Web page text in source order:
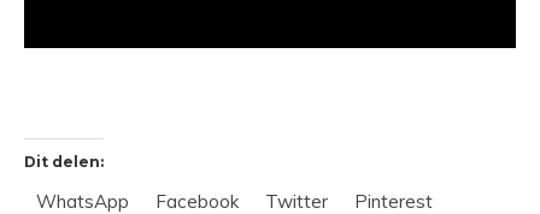
Dit delen:
WhatsApp Facebook Twitter Pinterest